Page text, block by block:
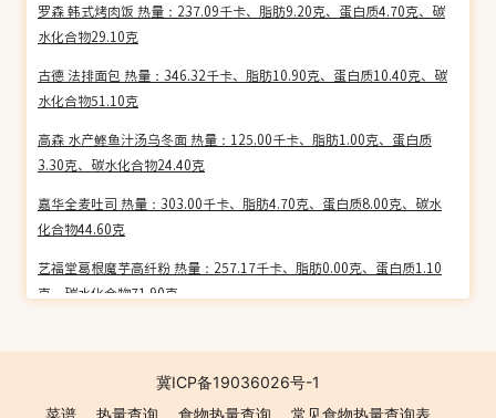
罗森 韩式烤肉饭 热量：237.09千卡、脂肪9.20克、蛋白质4.70克、碳
水化合物29.10克
古德 法排面包 热量：346.32千卡、脂肪10.90克、蛋白质10.40克、碳
水化合物51.10克
高森 水产鲣鱼汁汤乌冬面 热量：125.00千卡、脂肪1.00克、蛋白质
3.30克、碳水化合物24.40克
嘉华全麦吐司 热量：303.00千卡、脂肪4.70克、蛋白质8.00克、碳水
化合物44.60克
艺福堂葛根魔芋高纤粉 热量：257.17千卡、脂肪0.00克、蛋白质1.10
克、碳水化合物71.90克
质6.30克、碳水化合物30.90克
吴大嫂 生态饺(虾仁韭菜鸡蛋馅) 热量：216.54千卡、脂肪6.00克、蛋白
冀ICP备19036026号-1